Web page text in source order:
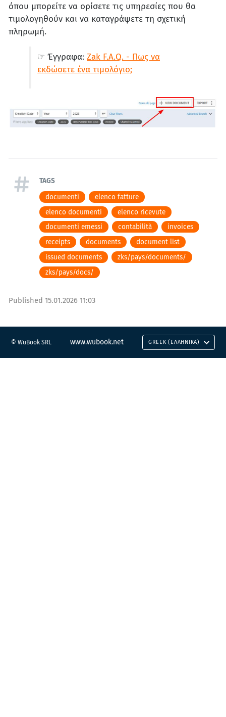
όπου μπορείτε να ορίσετε τις υπηρεσίες που θα
τιμολογηθούν και να καταγράψετε τη σχετική
πληρωμή.
☞ Έγγραφα: Zak F.A.Q. - Πως να
εκδώσετε ένα τιμολόγιο;
TAGS
documenti
elenco fatture
elenco documenti
elenco ricevute
documenti emessi
contabilità
invoices
receipts
documents
document list
issued documents
zks/pays/documents/
zks/pays/docs/
Published 15.01.2026 11:03
© WuBook SRL www.wubook.net GREEK (ΕΛΛΗΝΙΚΆ)